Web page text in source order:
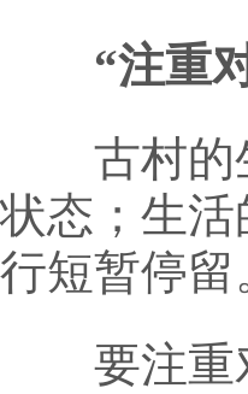
“注重
古村的生
状态；生
行短暂停留
要注重对